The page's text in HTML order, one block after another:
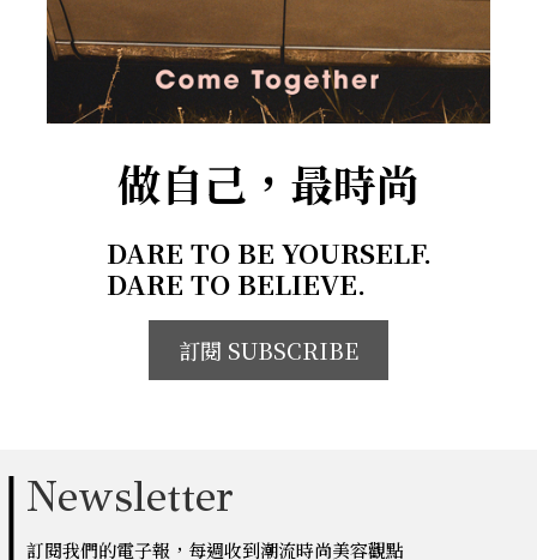
做自己，最時尚
DARE TO BE YOURSELF.
DARE TO BELIEVE.
訂閱 SUBSCRIBE
Newsletter
訂閱我們的電子報，每週收到潮流時尚美容觀點